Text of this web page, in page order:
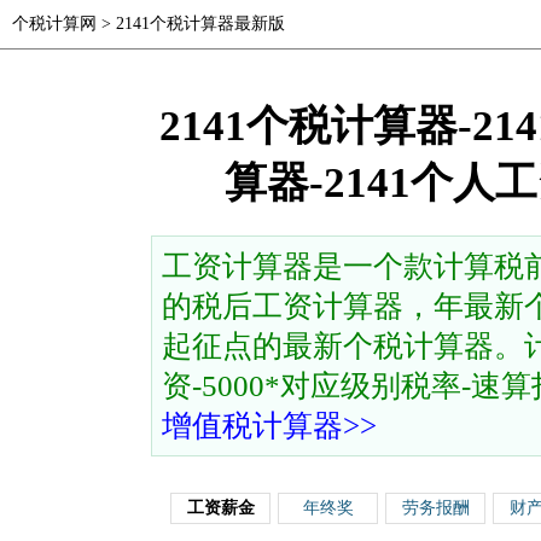
个税计算网 > 2141个税计算器最新版
2141个税计算器-
算器-2141个人
工资计算器是一个款计算税
的税后工资计算器，年最新
起征点的最新个税计算器。
资-5000*对应级别税率-速
增值税计算器>>
工资薪金 年终奖 劳务报酬 财